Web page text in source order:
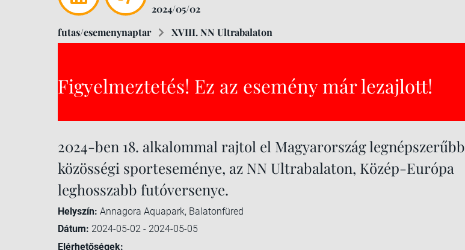
2024/05/02
futas/esemenynaptar
XVIII. NN Ultrabalaton
Figyelmeztetés! Ez az esemény már lezajlott!
2024-ben 18. alkalommal rajtol el Magyarország legnépszerűbb
közösségi sporteseménye, az NN Ultrabalaton, Közép-Európa
leghosszabb futóversenye.
Helyszín: Annagora Aquapark, Balatonfüred
Dátum: 2024-05-02 - 2024-05-05
Elérhetőségek: